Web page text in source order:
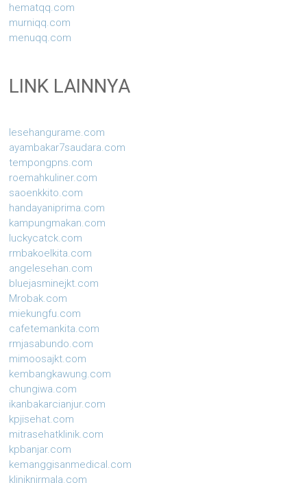
hematqq.com
murniqq.com
menuqq.com
LINK LAINNYA
lesehangurame.com
ayambakar7saudara.com
tempongpns.com
roemahkuliner.com
saoenkkito.com
handayaniprima.com
kampungmakan.com
luckycatck.com
rmbakoelkita.com
angelesehan.com
bluejasminejkt.com
Mrobak.com
miekungfu.com
cafetemankita.com
rmjasabundo.com
mimoosajkt.com
kembangkawung.com
chungiwa.com
ikanbakarcianjur.com
kpjisehat.com
mitrasehatklinik.com
kpbanjar.com
kemanggisanmedical.com
kliniknirmala.com